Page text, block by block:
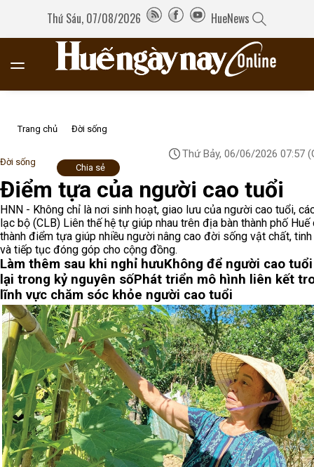
Thứ Sáu, 07/08/2026 HueNews
Trang chủ Đời sống
Đời sống
Thứ Bảy, 06/06/2026 07:57
Chia sẻ
Điểm tựa của người cao tuổi
HNN - Không chỉ là nơi sinh hoạt, giao lưu của người cao tuổi,
lạc bộ (CLB) Liên thế hệ tự giúp nhau trên địa bàn thành phố Huế
thành điểm tựa giúp nhiều người nâng cao đời sống vật chất,
và tiếp tục đóng góp cho cộng đồng.
Làm thêm sau khi nghỉ hưuKhông để người cao
lại trong kỷ nguyên sốPhát triển mô hình liên kết
lĩnh vực chăm sóc khỏe người cao tuổi